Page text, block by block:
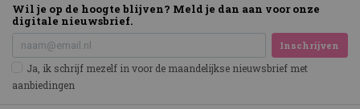
Wil je op de hoogte blijven? Meld je dan aan voor onze
digitale nieuwsbrief.
Inschrijven
Ja, ik schrijf mezelf in voor de maandelijkse nieuwsbrief met
aanbiedingen